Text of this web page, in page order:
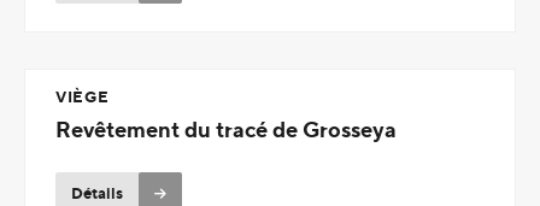
VIÈGE
Revêtement du tracé de Grosseya
Détails